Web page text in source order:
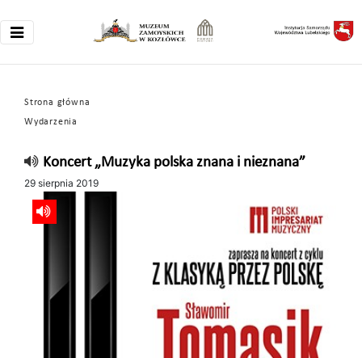
Strona główna
Wydarzenia
Koncert „Muzyka polska znana i nieznana”
29 sierpnia 2019